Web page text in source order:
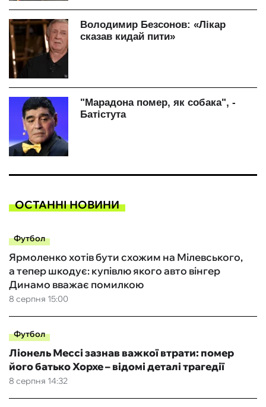
ОСТАННІ НОВИНИ
Футбол
8 серпня 15:00
Ярмоленко хотів бути схожим на Мілевського,
а тепер шкодує: купівлю якого авто вінгер
Динамо вважає помилкою
Футбол
8 серпня 14:32
Ліонель Мессі зазнав важкої втрати: помер
його батько Хорхе – відомі деталі трагедії